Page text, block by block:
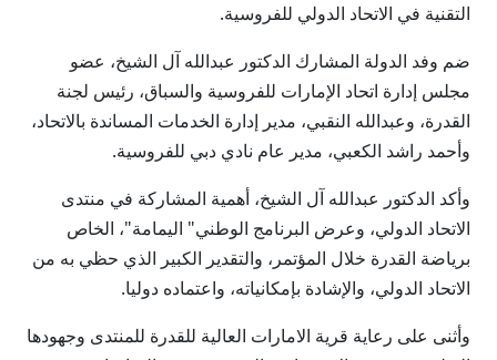
التقنية في الاتحاد الدولي للفروسية.
ضم وفد الدولة المشارك الدكتور عبدالله آل الشيخ، عضو
مجلس إدارة اتحاد الإمارات للفروسية والسباق، رئيس لجنة
القدرة، وعبدالله النقبي، مدير إدارة الخدمات المساندة بالاتحاد،
وأحمد راشد الكعبي، مدير عام نادي دبي للفروسية.
وأكد الدكتور عبدالله آل الشيخ، أهمية المشاركة في منتدى
الاتحاد الدولي، وعرض البرنامج الوطني" اليمامة"، الخاص
برياضة القدرة خلال المؤتمر، والتقدير الكبير الذي حظي به من
الاتحاد الدولي، والإشادة بإمكانياته، واعتماده دوليا.
وأثنى على رعاية قرية الامارات العالية للقدرة للمنتدى وجهودها